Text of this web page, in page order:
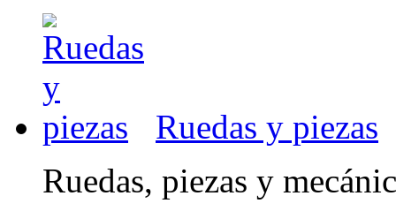
Ruedas y piezas
Ruedas, piezas y